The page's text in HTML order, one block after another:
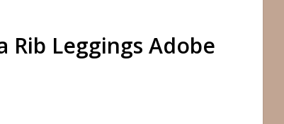
Rib Leggings Adobe